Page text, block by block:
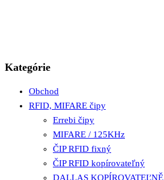
Kategórie
Obchod
RFID, MIFARE čipy
Errebi čipy
MIFARE / 125KHz
ČIP RFID fixný
ČIP RFID kopírovateľný
DALLAS KOPÍROVATEĽNĚ